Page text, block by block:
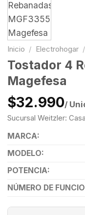
Inicio / Electrohogar /
Tostador 4
Magefesa
$32.990/
Sucursal Weitzler:
MARCA:
MODELO:
POTENCIA:
NÚMERO DE